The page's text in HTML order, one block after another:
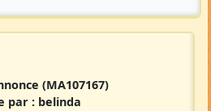
(MA107167)
par : belinda